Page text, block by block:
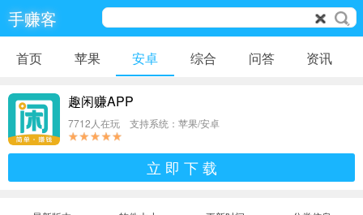
手赚客
首页 苹果 安卓 综合 问答 资讯
趣闲赚APP
7712人在玩 支持系统：苹果/安卓
立 即 下 载